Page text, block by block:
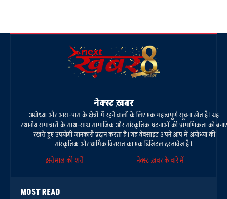
नेक्स्ट ख़बर
अयोध्या और आस-पास के क्षेत्रों में रहने वालों के लिए एक महत्वपूर्ण सूचना स्रोत है। यह
स्थानीय समाचारों के साथ-साथ सामाजिक और सांस्कृतिक घटनाओं की प्रामाणिकता को बनाए
रखते हुए उपयोगी जानकारी प्रदान करता है। यह वेबसाइट अपने आप में अयोध्या की
सांस्कृतिक और धार्मिक विरासत का एक डिजिटल दस्तावेज है।.
इस्तेमाल की शर्तें
नेक्स्ट ख़बर के बारे में
MOST READ